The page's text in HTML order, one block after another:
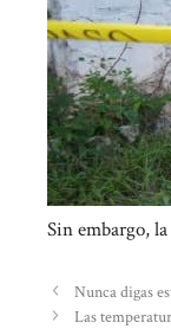
Sin embargo,
Nunca digas
Las